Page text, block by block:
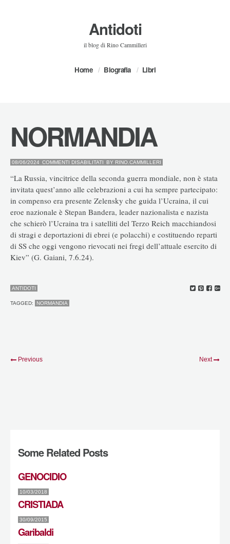
Antidoti
il blog di Rino Cammilleri
Home Biografia Libri
NORMANDIA
08/06/2024 COMMENTI DISABILITATI SU
BY RINO.CAMMILLERI
“La Russia, vincitrice della seconda guerra mondiale, non è stata
invitata quest’anno alle celebrazioni a cui ha sempre partecipato:
in compenso era presente Zelensky che guida l’Ucraina, il cui
eroe nazionale è Stepan Bandera, leader nazionalista e nazista
che schierò l’Ucraina tra i satelliti del Terzo Reich macchiandosi
di stragi e deportazioni di ebrei (e polacchi) e costituendo reparti
di SS che oggi vengono rievocati nei fregi dell’attuale esercito di
Kiev” (G. Gaiani, 7.6.24).
ANTIDOTI
TAGGED: NORMANDIA
Previous Next
Some Related Posts
GENOCIDIO
10/03/2018
CRISTIADA
30/09/2015
Garibaldi